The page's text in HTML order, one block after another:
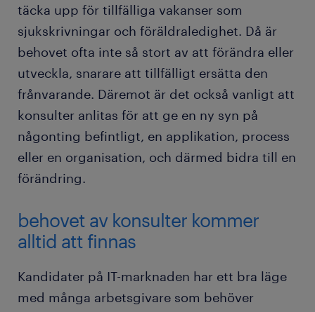
täcka upp för tillfälliga vakanser som
sjukskrivningar och föräldraledighet. Då är
behovet ofta inte så stort av att förändra eller
utveckla, snarare att tillfälligt ersätta den
frånvarande. Däremot är det också vanligt att
konsulter anlitas för att ge en ny syn på
någonting befintligt, en applikation, process
eller en organisation, och därmed bidra till en
förändring.
behovet av konsulter kommer
alltid att finnas
Kandidater på IT-marknaden har ett bra läge
med många arbetsgivare som behöver